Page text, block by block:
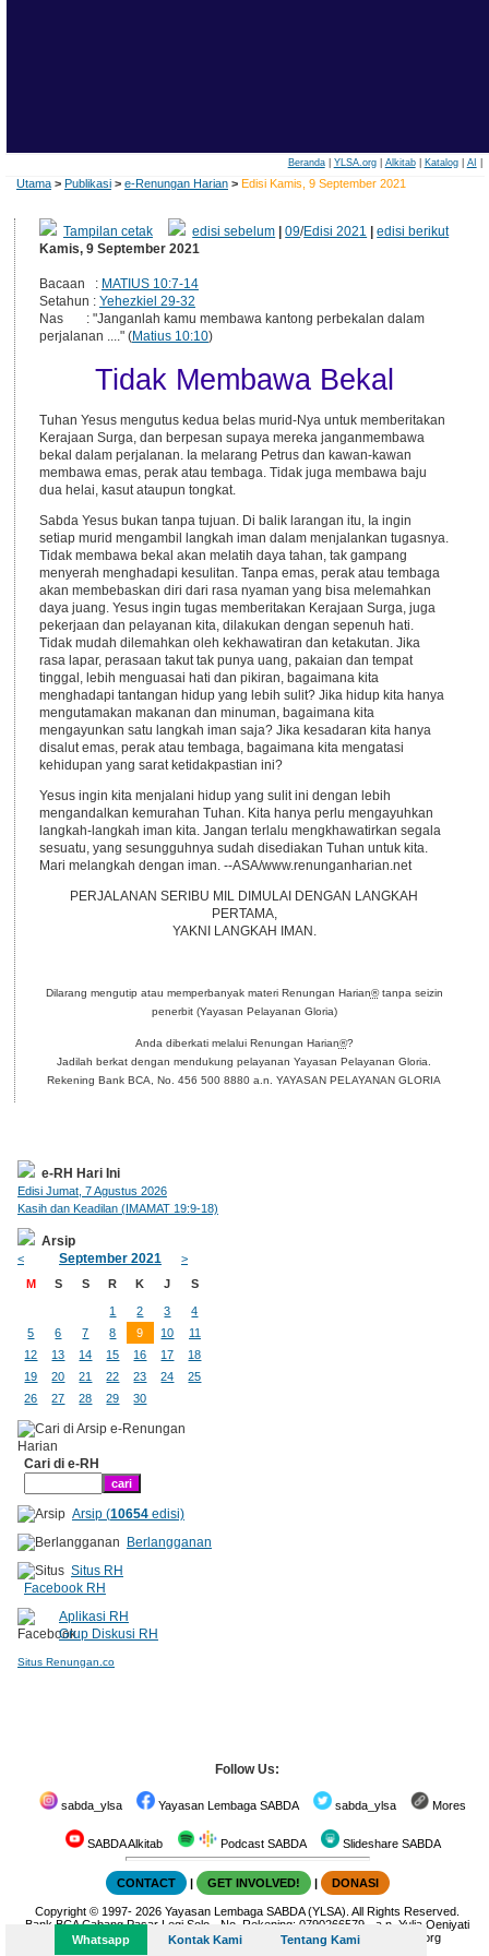
Beranda| YLSA.org| Alkitab| Katalog| AI
Utama > Publikasi > e-Renungan Harian > Edisi Kamis, 9 September 2021
Tampilan cetak edisi sebelum |09/Edisi 2021 |edisi berikut
Kamis, 9 September 2021
Bacaan : MATIUS 10:7-14
Setahun : Yehezkiel 29-32
Nas : "Janganlah kamu membawa kantong perbekalan dalam
perjalanan ...." (Matius 10:10)
Tidak Membawa Bekal
Tuhan Yesus mengutus kedua belas murid-Nya untuk memberitakan
Kerajaan Surga, dan berpesan supaya mereka janganmembawa
bekal dalam perjalanan. Ia melarang Petrus dan kawan-kawan
membawa emas, perak atau tembaga. Tidak juga membawa baju
dua helai, kasut ataupun tongkat.
Sabda Yesus bukan tanpa tujuan. Di balik larangan itu, Ia ingin
setiap murid mengambil langkah iman dalam menjalankan tugasnya.
Tidak membawa bekal akan melatih daya tahan, tak gampang
menyerah menghadapi kesulitan. Tanpa emas, perak atau tembaga
akan membebaskan diri dari rasa nyaman yang bisa melemahkan
daya juang. Yesus ingin tugas memberitakan Kerajaan Surga, juga
pekerjaan dan pelayanan kita, dilakukan dengan sepenuh hati.
Tidak mudah dilemahkan oleh kekhawatiran dan ketakutan. Jika
rasa lapar, perasaan takut tak punya uang, pakaian dan tempat
tinggal, lebih menguasai hati dan pikiran, bagaimana kita
menghadapi tantangan hidup yang lebih sulit? Jika hidup kita hanya
mengutamakan makanan dan minuman, bagaimana kita
mengayunkan satu langkah iman saja? Jika kesadaran kita hanya
disalut emas, perak atau tembaga, bagaimana kita mengatasi
kehidupan yang sarat ketidakpastian ini?
Yesus ingin kita menjalani hidup yang sulit ini dengan lebih
mengandalkan kemurahan Tuhan. Kita hanya perlu mengayuhkan
langkah-langkah iman kita. Jangan terlalu mengkhawatirkan segala
sesuatu, yang sesungguhnya sudah disediakan Tuhan untuk kita.
Mari melangkah dengan iman. --ASA/www.renunganharian.net
PERJALANAN SERIBU MIL DIMULAI DENGAN LANGKAH
PERTAMA,
YAKNI LANGKAH IMAN.
Dilarang mengutip atau memperbanyak materi Renungan Harian®tanpa seizin
penerbit (Yayasan Pelayanan Gloria)
Anda diberkati melalui Renungan Harian®?
Jadilah berkat dengan mendukung pelayanan Yayasan Pelayanan Gloria.
Rekening Bank BCA, No. 456 500 8880 a.n. YAYASAN PELAYANAN GLORIA
e-RH Hari Ini
Edisi Jumat, 7 Agustus 2026
Kasih dan Keadilan (IMAMAT 19:9-18)
Arsip
< September 2021
>
M
S S R K J S
1 2 3
4
5
6 7 8 9 10
11
12
13 14 15 16 17
18
19
20 21 22 23 24
25
26
27 28 29 30
Cari di e-RH
Arsip (10654edisi)
Berlangganan
Situs RH
Facebook RH
Aplikasi RH
Grup Diskusi RH
Situs Renungan.co
Whatsapp Kontak Kami Tentang Kami
Follow Us:
sabda_ylsa Yayasan Lembaga SABDA sabda_ylsa Mores
SABDA Alkitab Podcast SABDA Slideshare SABDA
CONTACT | GET INVOLVED! | DONASI
Copyright © 1997-2026Yayasan Lembaga SABDA (YLSA). All Rights Reserved.
Bank BCA Cabang Pasar Legi Solo - No. Rekening: 0790266579 - a.n. Yulia Oeniyati
WA:0881-2979-100 | Email:ylsa@sabda.org| Situs:ylsa.org sabda.org